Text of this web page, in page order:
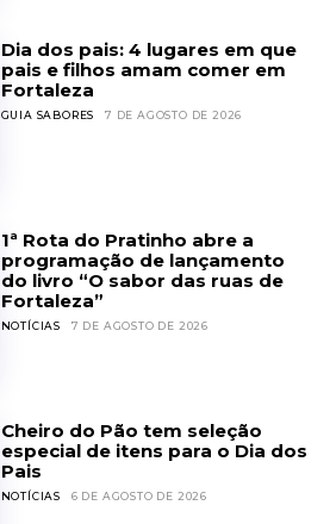
Dia dos pais: 4 lugares em que
pais e filhos amam comer em
Fortaleza
GUIA SABORES 7 DE AGOSTO DE 2026
1ª Rota do Pratinho abre a
programação de lançamento
do livro “O sabor das ruas de
Fortaleza”
NOTÍCIAS 7 DE AGOSTO DE 2026
Cheiro do Pão tem seleção
especial de itens para o Dia dos
Pais
NOTÍCIAS 6 DE AGOSTO DE 2026